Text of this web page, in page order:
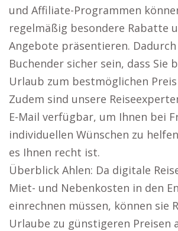
und Affiliate-Programmen
regelmäßig besondere Rabatte
Angebote präsentieren. Dadurch
Buchender sicher sein, dass Sie
Urlaub zum bestmöglichen
Zudem sind unsere
E-Mail verfügbar, um Ihnen bei
individuellen Wünschen zu
es Ihnen recht ist.
Überblick Ahlen: Da digitale
Miet- und Nebenkosten in den
einrechnen müssen, können sie
Urlaube zu günstigeren Preisen